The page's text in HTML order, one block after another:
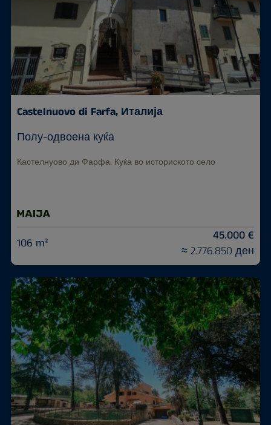
Castelnuovo di Farfa, Италија
Полу-одвоена куќа
Кастелнуово ди Фарфа. Куќа во историското село
106 m²
45.000 €
≈ 2.776.850 ден